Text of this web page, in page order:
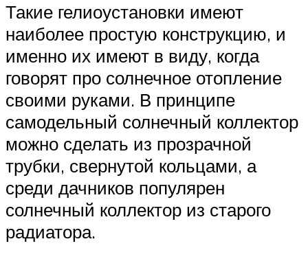
Такие гелиоустановки имеют
наиболее простую конструкцию, и
именно их имеют в виду, когда
говорят про солнечное отопление
своими руками. В принципе
самодельный солнечный коллектор
можно сделать из прозрачной
трубки, свернутой кольцами, а
среди дачников популярен
солнечный коллектор из старого
радиатора.